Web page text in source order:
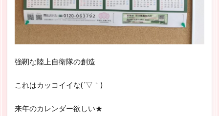
強靭な陸上自衛隊の創造
これはカッコイイな(´▽｀)
来年のカレンダー欲しい★